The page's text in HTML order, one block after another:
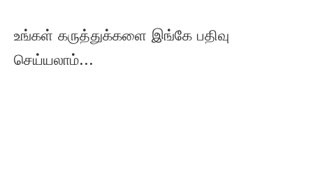
உங்கள் கருத்துக்களை இங்கே பதிவு
செய்யலாம்...